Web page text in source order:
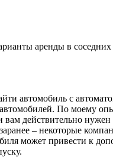
аренды в
автомобиль с
По моему
вам действительно
– некоторые
может привести к